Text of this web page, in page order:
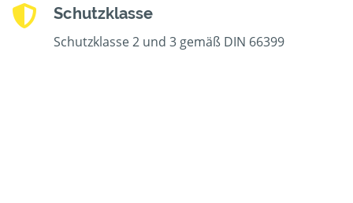
Schutzklasse
Schutzklasse 2 und 3 gemäß DIN 66399